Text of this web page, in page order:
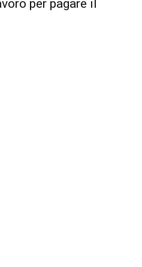
per pagare il